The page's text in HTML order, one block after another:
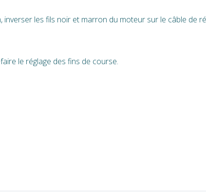
inverser les fils noir et marron du moteur sur le câble de
le réglage des fins de course.